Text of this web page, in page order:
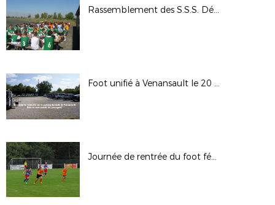
Rassemblement des S.S.S. Départementales
Foot unifié à Venansault le 20 septembre 2017
Journée de rentrée du foot féminin - 16 septembre 2017 aux Clouzeaux